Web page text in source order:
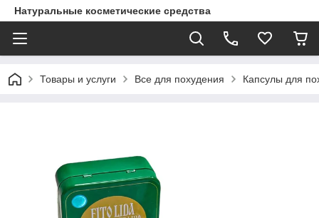
Натуральные косметические средства
Товары и услуги Все для похудения Капсулы для